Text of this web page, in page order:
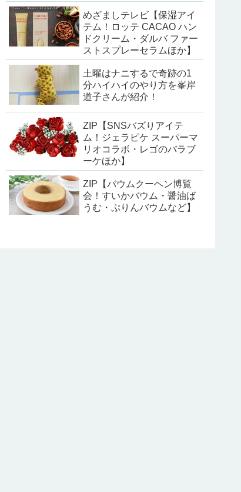
めざましテレビ【保湿アイ
テム！ロッテ CACAO ハン
ドクリーム・ダルバ ファー
ストスプレーセラムほか】
土曜はナニするで奇跡の1
分ハイハイのやり方を峯岸
道子さんが紹介！
ZIP【SNSバズりアイテ
ム！ジェラピケ スーパーマ
リオコラボ・レゴのバラブ
ーケほか】
ZIP【バウムクーヘン博覧
会！すいかバウム・醤油ば
うむ・ぷりんバウムなど】